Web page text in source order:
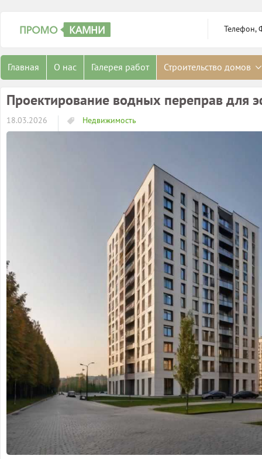
Телефон,
Главная О нас Галерея работ Строительство домов
Проектирование водных переправ для
18.03.2026 Недвижимость